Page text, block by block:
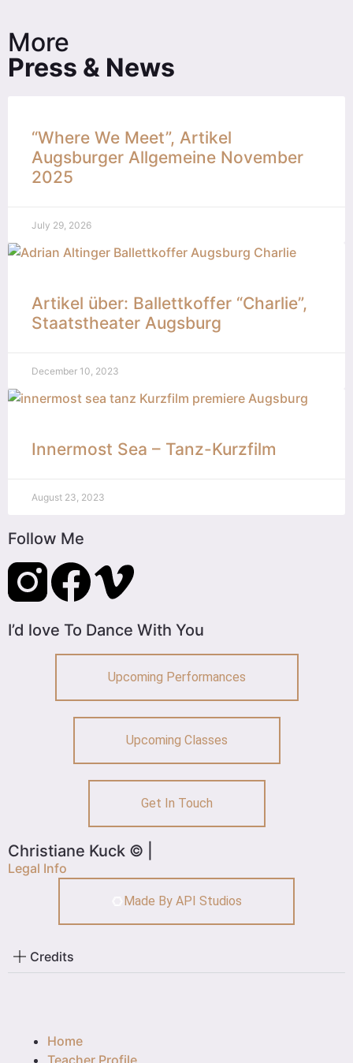
More
Press & News
“Where We Meet”, Artikel
Augsburger Allgemeine November
2025
July 29, 2026
Artikel über: Ballettkoffer “Charlie”,
Staatstheater Augsburg
December 10, 2023
Innermost Sea – Tanz-Kurzfilm
August 23, 2023
Christiane Kuck © |
Legal Info
Made By API Studios
I’d love To Dance With You
Upcoming Performances
Upcoming Classes
Get In Touch
Follow Me
Credits
Home